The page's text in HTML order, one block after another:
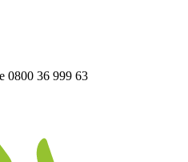
0800 36 999 63